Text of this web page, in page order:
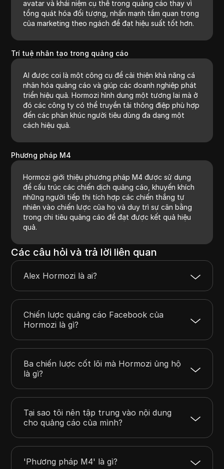
avatar và khái niệm cụ thể trong quảng cáo thay vì
tổng quát hóa đối tượng, nhấn mạnh tầm quan trọng
của marketing theo ngách để đạt hiệu suất tốt hơn.
Trí tuệ nhân tạo trong quảng cáo
AI được coi là một công cụ để cải thiện khả năng cá
nhân hóa quảng cáo và giúp các doanh nghiệp phát
triển hiệu quả. Hormozi hình dung một tương lai mà ở
đó các công ty có thể truyền tải thông điệp phù hợp
đến các phân khúc người tiêu dùng đa dạng một
cách hiệu quả.
Phương pháp M4
Hormozi giới thiệu phương pháp M4 được sử dụng
để cấu trúc các chiến dịch quảng cáo, khuyến khích
những người tiếp thị tích hợp các chiến thắng tự
nhiên vào chiến lược của họ và duy trì sự cân bằng
trong chi tiêu quảng cáo để đạt được kết quả hiệu
quả.
Các câu hỏi và trả lời liên quan
Alex Hormozi là ai?
Chiến lược quảng cáo Facebook của
Hormozi là gì?
Ba chiến lược cốt lõi mà Hormozi ủng hộ
là gì?
Tại sao tôi nên tập trung vào nội dung
cho quảng cáo của mình?
'Phương pháp M4' là gì?